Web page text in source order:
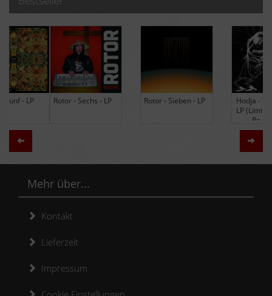
Rotor - Sechs - LP Rotor - Sieben - LP
Hodja - The Band -
LP (Limited Edition
Zurück
Mehr über...
Kontakt
Lieferzeit
Impressum